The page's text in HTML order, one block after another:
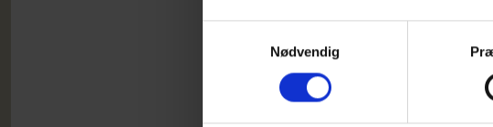
Nødvendig